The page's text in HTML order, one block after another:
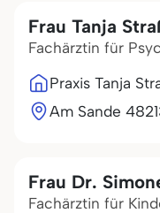
Frau Tanja
Fachärztin für
Praxis Tanja
Am Sande 48
Frau Dr.
Fachärztin für